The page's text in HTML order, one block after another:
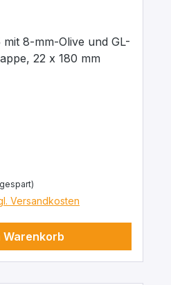
mit 8-mm-Olive und GL-
22 x 180 mm
Versandkosten
Warenkorb